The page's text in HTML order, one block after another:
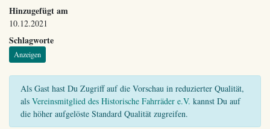
Hinzugefügt am
10.12.2021
Schlagworte
Anzeigen
Als Gast hast Du Zugriff auf die Vorschau in reduzierter Qualität,
als Vereinsmitglied des Historische Fahrräder e.V. kannst Du auf
die höher aufgelöste Standard Qualität zugreifen.